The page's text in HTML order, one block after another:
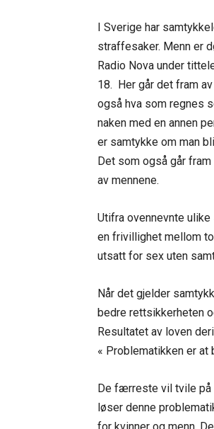
I Sverige har
straffesaker. Menn er
Radio Nova under
18. Her går det fram
også hva som regnes
naken med en annen
er samtykke om man
Det som også går
av mennene.
Utifra ovennevnte
en frivillighet mellom
utsatt for sex uten
Når det gjelder
bedre rettsikkerheten
Resultatet av loven
« Problematikken er
De færreste vil tvile på
løser denne